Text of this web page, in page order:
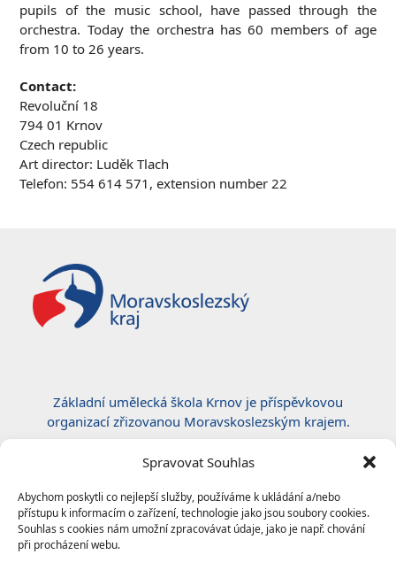
Spravovat Souhlas
Abychom poskytli co nejlepší služby, používáme k ukládání a/nebo
přístupu k informacím o zařízení, technologie jako jsou soubory cookies.
Souhlas s cookies nám umožní zpracovávat údaje, jako je např. chování
při procházení webu.
pupils of the music school, have passed through the
orchestra. Today the orchestra has 60 members of age
from 10 to 26 years.
Contact:
Revoluční 18
794 01 Krnov
Czech republic
Art director: Luděk Tlach
Telefon: 554 614 571, extension number 22
Základní umělecká škola Krnov je příspěvkovou
organizací zřizovanou Moravskoslezským krajem.
Certifikace ČSN EN ISO 50001:2019